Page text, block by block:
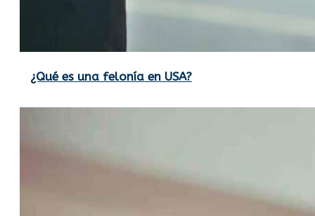
¿Qué es una felonía en USA?